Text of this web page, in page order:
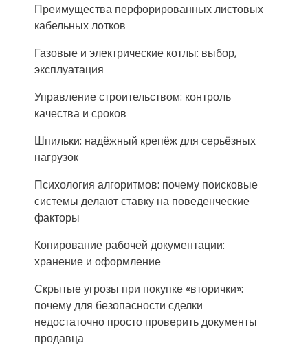
Преимущества перфорированных листовых
кабельных лотков
Газовые и электрические котлы: выбор,
эксплуатация
Управление строительством: контроль
качества и сроков
Шпильки: надёжный крепёж для серьёзных
нагрузок
Психология алгоритмов: почему поисковые
системы делают ставку на поведенческие
факторы
Копирование рабочей документации:
хранение и оформление
Скрытые угрозы при покупке «вторички»:
почему для безопасности сделки
недостаточно просто проверить документы
продавца